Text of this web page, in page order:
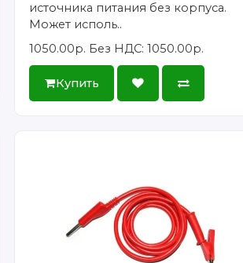
источника питания без корпуса.
Может исполь..
1050.00р. Без НДС: 1050.00р.
Купить